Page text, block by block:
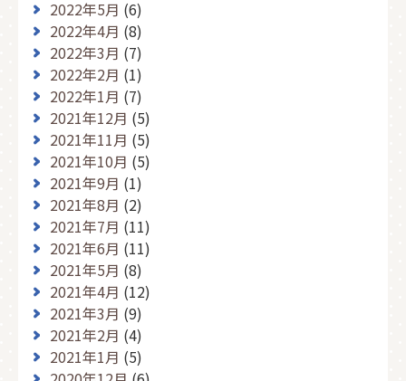
2022年5月 (6)
2022年4月 (8)
2022年3月 (7)
2022年2月 (1)
2022年1月 (7)
2021年12月 (5)
2021年11月 (5)
2021年10月 (5)
2021年9月 (1)
2021年8月 (2)
2021年7月 (11)
2021年6月 (11)
2021年5月 (8)
2021年4月 (12)
2021年3月 (9)
2021年2月 (4)
2021年1月 (5)